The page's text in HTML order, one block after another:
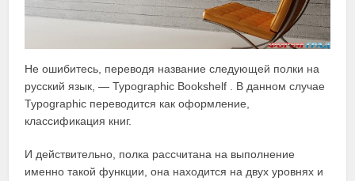
Не ошибитесь, переводя название следующей полки на
русский язык, — Typographic Bookshelf . В данном случае
Typographic переводится как оформление,
классификация книг.
И действительно, полка рассчитана на выполнение
именно такой функции, она находится на двух уровнях и